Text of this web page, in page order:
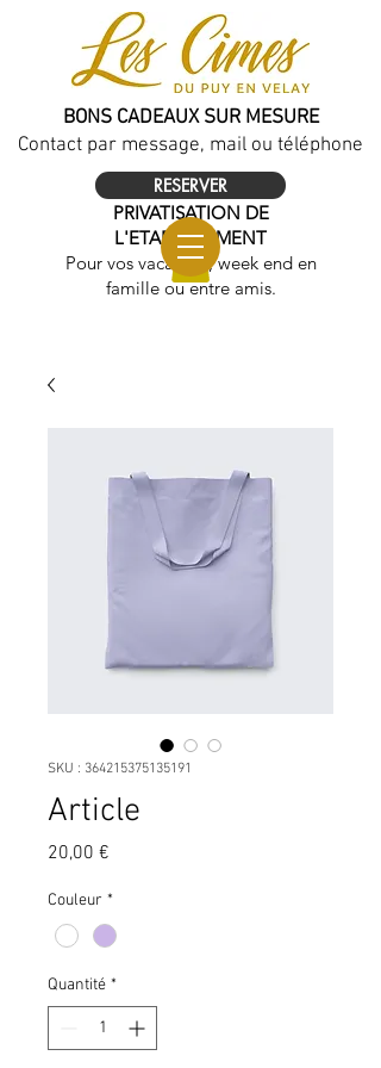
RESERVER
BONS CADEAUX SUR MESURE
Contact par message, mail ou téléphone
PRIVATISATION DE
L'ETABLISSEMENT
Pour vos vacances, week end en
famille ou entre amis.
SKU : 364215375135191
Article
20,00 €
Couleur *
Quantité *